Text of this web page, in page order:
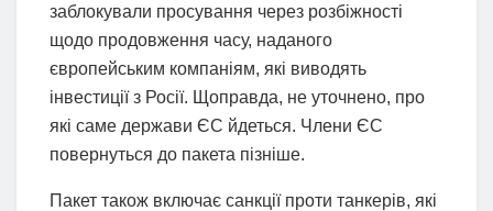
заблокували просування через розбіжності
щодо продовження часу, наданого
європейським компаніям, які виводять
інвестиції з Росії. Щоправда, не уточнено, про
які саме держави ЄС йдеться. Члени ЄС
повернуться до пакета пізніше.
Пакет також включає санкції проти танкерів, які